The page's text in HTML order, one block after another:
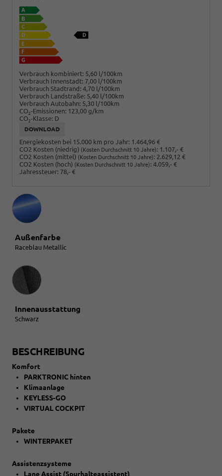
Verbrauch kombiniert: 5,60 l/100km
Verbrauch Innenstadt: 7,00 l/100km
Verbrauch Stadtrand: 4,70 l/100km
Verbrauch Landstraße: 5,40 l/100km
Verbrauch Autobahn: 5,30 l/100km
CO2-Emissionen: 123,00 g/km
CO2-Klasse: D
DOWNLOAD
Energiekosten bei 15.000 km pro Jahr: 1.464,96 €
CO2 Kosten (niedrig) (Kosten Durchschnitt 10 Jahre): 1.107,- €
CO2 Kosten (mittel) (Kosten Durchschnitt 10 Jahre): 2.629,12 €
CO2 Kosten (hoch) (Kosten Durchschnitt 10 Jahre): 4.059,- €
Jahressteuer: 78,- €
Außenfarbe
Raceblau Metallic
Innenausstattung
Innenausstattung
Schwarz
BESCHREIBUNG
Komfort
PARKTRONIC hinten
Klimaanlage
KEYLESS-GO
VIRTUAL COCKPIT
Pakete
WINTERPAKET
Assistenzsysteme
Lane Assist (Spurhalteassistent)